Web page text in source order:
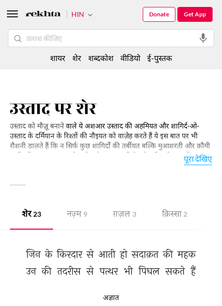
उस्ताद पर शेर
उस्ताद को मौज़ू बनाने वाले ये अशआर उस्ताद की अहमियत और शागिर्द-ओ-
उस्ताद के दर्मियान के रिश्तों की नौइयत को वाज़ेह करते हैं ये इस बात पर भी
रौशनी डालते हैं कि न सिर्फ कुछ शागिर्दों की तर्बीयत बल्कि मुआशरती और क़ौमी
तामीर में उस्ताद का क्या रोल होता है। इस शायरी के और भी कई पहलू हैं। हमारा
ये इंतिख़ाब पढ़िए। ख़फ़ा-ख़फ़ा होना और एक दूसरे से नाराज़ होना ज़िंदगी में एक
माशूक़ के दर्मियान की हैं। शायरी में ख़फ़ा होने, नाराज़ होने और फिर राज़ी हो जाने
पूरा देखिए
शेर 23 नज़्म 9 ग़ज़ल 3 क़िस्सा 2
जिन के किरदार से आती हो सदाक़त की महक
उन की तदरीस से पत्थर भी पिघल सकते हैं
अज्ञात
HIN Get App
Donate
शायर शेर शब्दकोश वीडियो ई-पुस्तक